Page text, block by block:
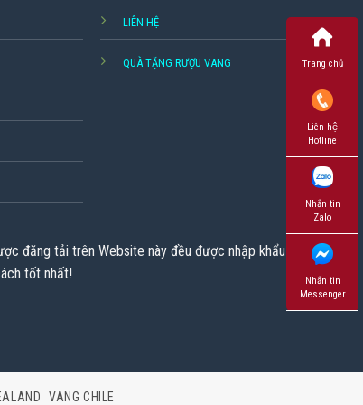
LIÊN HỆ
QUÀ TẶNG RƯỢU VANG
đăng tải trên Website này đều được nhập khẩu chính
tốt nhất!
VANG CHILE
Trang chủ
Liên hệ
Hotline
Nhắn tin
Zalo
Nhắn tin
Messenger